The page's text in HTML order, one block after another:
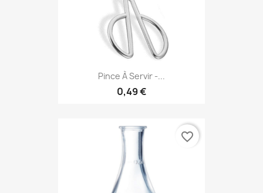
Pince À Servir -...
0,49 €
favorite_border